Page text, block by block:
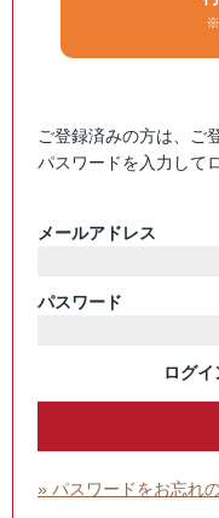
※
ご登録済みの方は、ご
パスワードを入力して
メールアドレス
パスワード
ログ
» パスワードをお忘れ